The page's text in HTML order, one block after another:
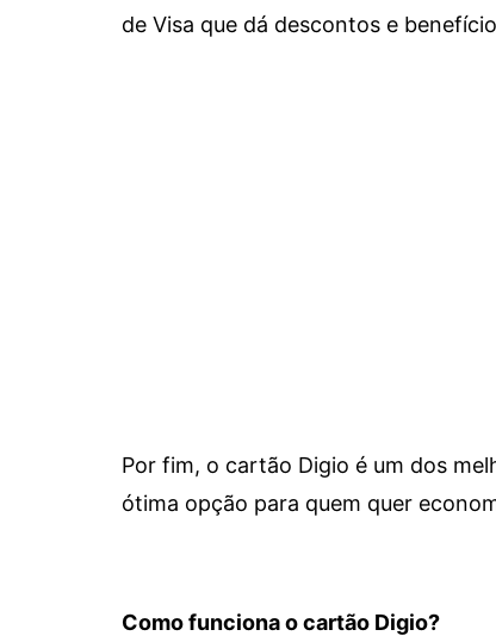
de Visa que dá descontos e
Por fim, o cartão Digio é um dos
ótima opção para quem quer
Como funciona o cartão Digio?